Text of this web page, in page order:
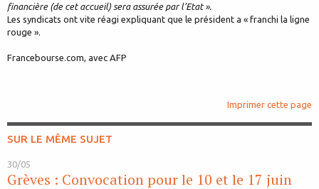
financière (de cet accueil) sera assurée par l’Etat ».
Les syndicats ont vite réagi expliquant que le président a « franchi la ligne
rouge ».
Francebourse.com, avec AFP
Imprimer cette page
SUR LE MÊME SUJET
30/05
Grèves : Convocation pour le 10 et le 17 juin